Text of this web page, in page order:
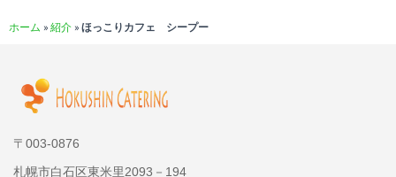
ホーム » 紹介 » ほっこりカフェ シープー
〒003-0876
札幌市白石区東米里2093－194